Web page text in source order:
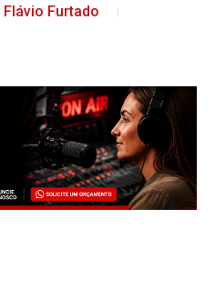
Flávio Furtado